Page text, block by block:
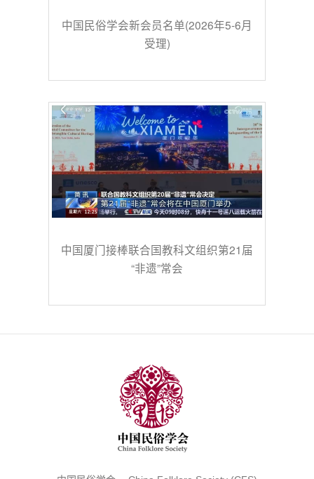
中国民俗学会新会员名单(2026年5-6月
受理)
中国厦门接棒联合国教科文组织第21届
“非遗”常会